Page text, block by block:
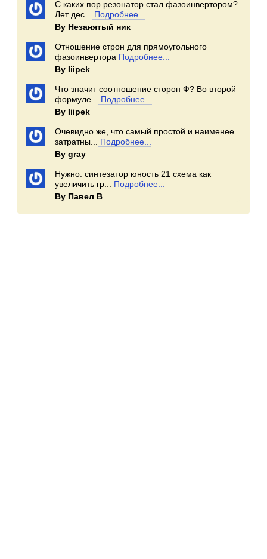
С каких пор резонатор стал фазоинвертором?
Лет дес...
Подробнее...
By Незанятый ник
Отношение строн для прямоугольного
фазоинвертора Подробнее...
By Iiipek
Что значит соотношение сторон Ф? Во второй
формуле...
Подробнее...
By Iiipek
Очевидно же, что самый простой и наименее
затратны...
Подробнее...
By gray
Нужно: синтезатор юность 21 схема как
увеличить гр...
Подробнее...
By Павел В